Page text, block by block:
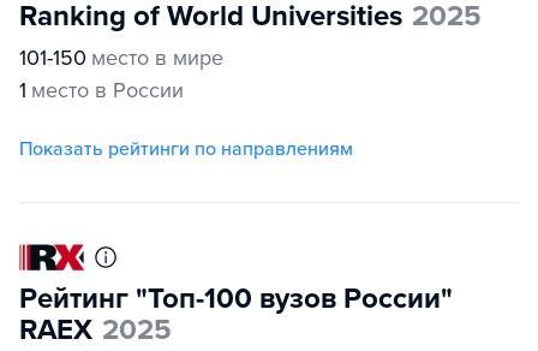
Ranking of World Universities 2025
101-150 место в мире
1 место в России
Показать рейтинги по направлениям
Рейтинг "Топ-100 вузов России"
RAEX 2025